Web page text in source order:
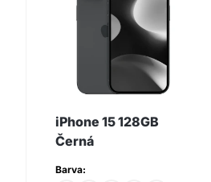
iPhone 15 128GB
Černá
Barva: